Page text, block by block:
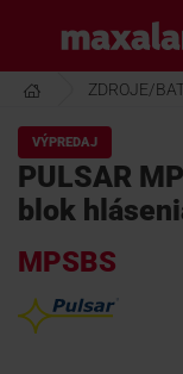
hlavnému
obsahu
www.maxalarm.sk
AKCIA MESIACA
PRODUKTY
ZDROJE/
VÝPREDAJ
PULSAR
blok
MPSBS